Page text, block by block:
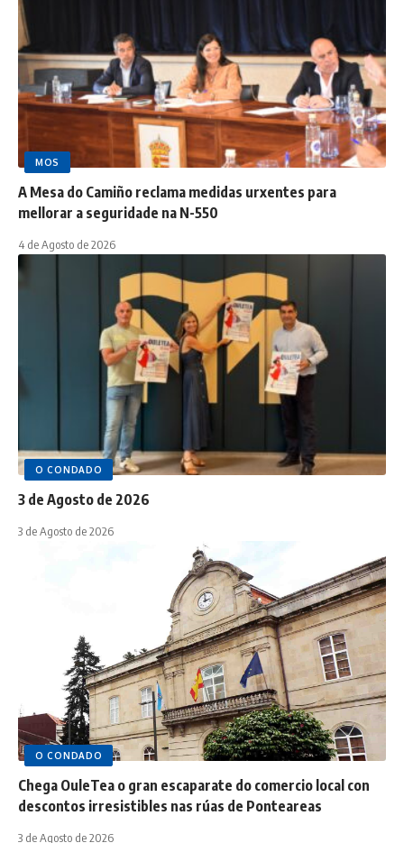
MOS
A Mesa do Camiño reclama medidas urxentes para
mellorar a seguridade na N-550
4 de Agosto de 2026
O CONDADO
3 de Agosto de 2026
3 de Agosto de 2026
O CONDADO
Chega OuleTea o gran escaparate do comercio local con
descontos irresistibles nas rúas de Ponteareas
3 de Agosto de 2026